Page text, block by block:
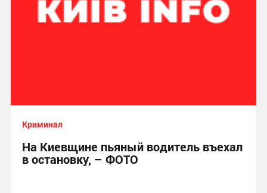
Криминал
На Киевщине пьяный водитель въехал
в остановку, – ФОТО